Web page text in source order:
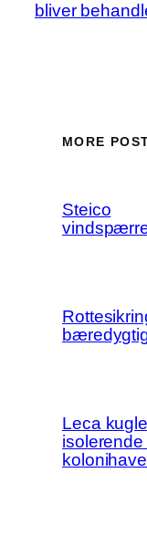
bliver
MORE
Steico
Leca